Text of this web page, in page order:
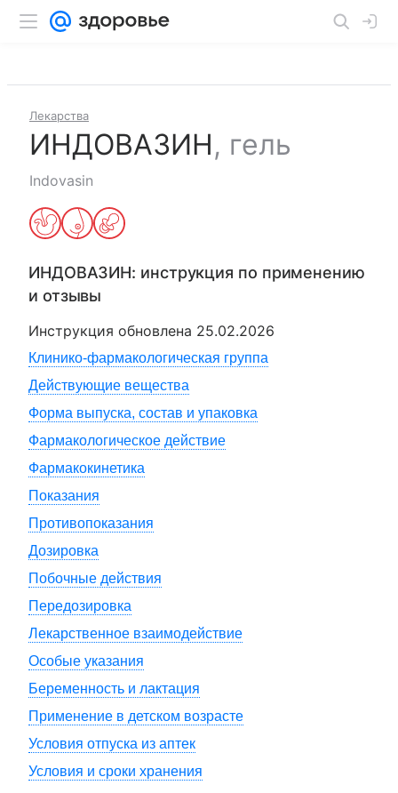
Лекарства
ИНДОВАЗИН, гель
Indovasin
ИНДОВАЗИН: инструкция по применению
и отзывы
Инструкция обновлена 25.02.2026
Клинико-фармакологическая группа
Действующие вещества
Форма выпуска, состав и упаковка
Фармакологическое действие
Фармакокинетика
Показания
Противопоказания
Дозировка
Побочные действия
Передозировка
Лекарственное взаимодействие
Особые указания
Беременность и лактация
Применение в детском возрасте
Условия отпуска из аптек
Условия и сроки хранения